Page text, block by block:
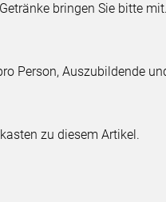
bringen Sie bitte mit.
Person, Auszubildende
zu diesem Artikel.